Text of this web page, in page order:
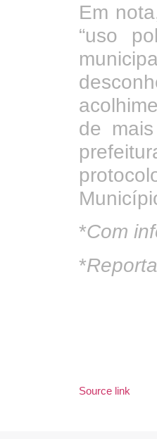
Em
“uso
de
*Com
*
Source link